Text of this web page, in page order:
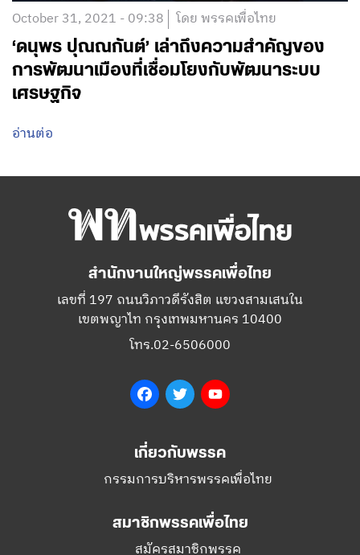
October 31, 2021 - 09:38 โดย พรรคเพื่อไทย
‘ดนุพร ปุณณกันต์’ เล่าถึงความสำคัญของ
การพัฒนาเมืองที่เชื่อมโยงกับพัฒนาระบบ
เศรษฐกิจ
อ่านต่อ
สำนักงานใหญ่พรรคเพื่อไทย
เลขที่ 197 ถนนวิภาวดีรังสิต แขวงสามเสนใน
เขตพญาไท กรุงเทพมหานคร 10400
โทร.02-6506000
FacebookTwitter
เกี่ยวกับพรรค
กรรมการบริหารพรรคเพื่อไทย
สมาชิกพรรคเพื่อไทย
สมัครสมาชิกพรรค